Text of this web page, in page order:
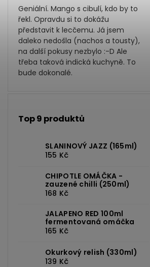
Geniální. Mango s cibulí, kdo by to
řekl. Opravdu si to dokážu
představit k lecčemu. Já jsem
daleko nedošla (nachos a tousty),
na další pokusy nezbylo :-D Ale
třeba taková indická kuchyně. To
bude dokonalé.
Top 9 produktů
SLANINOVÝ JAZZ (165ml)
155 Kč
CHIPOTLE OMÁČKA -
zauzené chilli (250ml)
168 Kč
JALAPENO RED 100ml
fermentovaná omáčka
165 Kč
Okurkový relish (330ml)
139 Kč